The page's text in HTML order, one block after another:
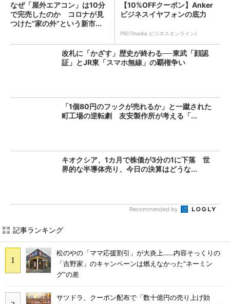
なぜ「屋外エアコン」は10分
で完売したのか コロナが見
つけた“家の外”という新市...
【10%OFFクーポン】Anker
ビジネスイヤフォンの底力
PR(ITmedia ビジネスオンライン)
改札に「かざす」歴史が終わる──東武「顔認
証」とJR東「スマホ無線」の覇権争い
「1個80円のフックが売れるか」と一蹴された
町工場の逆転劇 友安製作所が考える「...
キオクシア、1カ月で株価が3分の1に下落 世
界的な半導体売り、今日の決算はどうな...
Recommended by
記事ランキング
松のやの「ママ応援割引」が大炎上……内容そっくりの
「吉野家」のキャンペーンは燃えなかった“ネーミン
グ”の差
サツドラ、クーポン配布で「数十億円の売り上げ効